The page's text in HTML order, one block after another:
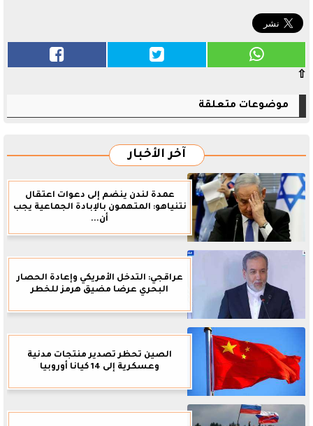
⇧
موضوعات متعلقة
آخر الأخبار
عمدة لندن ينضم إلى دعوات اعتقال
نتنياهو: المتهمون بالإبادة الجماعية يجب
أن...
عراقجي: التدخل الأمريكي وإعادة الحصار
البحري عرضا مضيق هرمز للخطر
الصين تحظر تصدير منتجات مدنية
وعسكرية إلى 14 كيانا أوروبيا